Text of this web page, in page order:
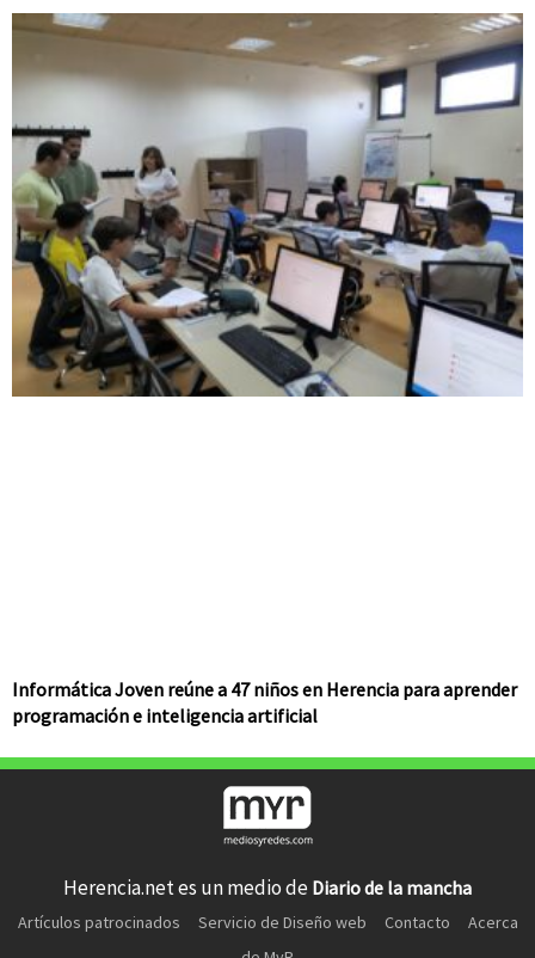
Informática Joven reúne a 47 niños en Herencia para aprender
programación e inteligencia artificial
Herencia.net es un medio de Diario de la mancha
Artículos patrocinados Servicio de Diseño web Contacto
Acerca